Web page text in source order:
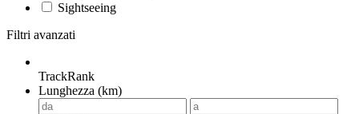
Sightseeing
Filtri avanzati
TrackRank
Lunghezza (km)